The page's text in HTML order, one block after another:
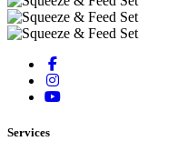
Services